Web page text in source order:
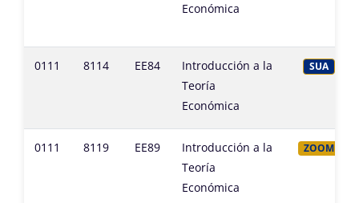
Económica
0111 8114 EE84
Introducción a la
Teoría
Económica
SUA
0111 8119 EE89
Introducción a la
Teoría
Económica
ZOOM